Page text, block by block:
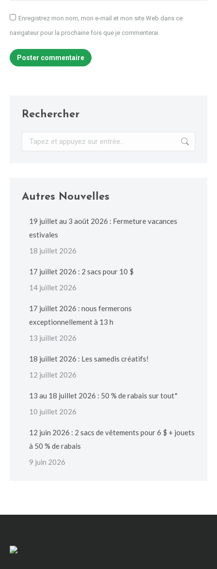
Enregistrez mon nom, mon e-mail et mon site Web dans ce
navigateur pour la prochaine fois que je commenterai.
Poster commentaire
Rechercher
Recherche
:
Autres Nouvelles
19 juillet au 3 août 2026 : Fermeture vacances
estivales
18 juillet 2026
17 juillet 2026 : 2 sacs pour 10 $
14 juillet 2026
17 juillet 2026 : nous fermerons
exceptionnellement à 13 h
13 juillet 2026
18 juillet 2026 : Les samedis créatifs!
12 juillet 2026
13 au 18 juillet 2026 : 50 % de rabais sur tout*
10 juillet 2026
12 juin 2026 : 2 sacs de vêtements pour 6 $ + jouets
à 50 % de rabais
9 juin 2026